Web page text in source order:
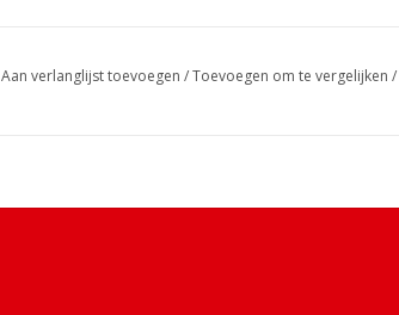
Aan verlanglijst toevoegen /Toevoegen om te vergelijken /